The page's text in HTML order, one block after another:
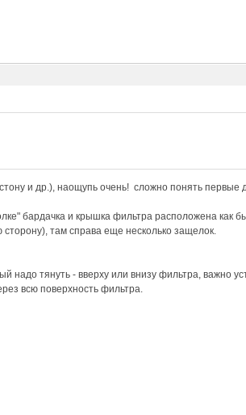
и др.), наощупь очень! сложно понять первые
бардачка и крышка фильтра расположена как
сторону), там справа еще несколько защелок.
надо тянуть - вверху или внизу фильтра, важно
всю поверхность фильтра.